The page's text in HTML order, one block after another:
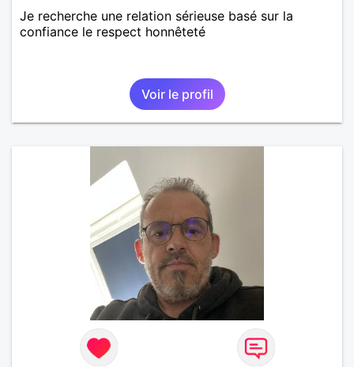
Je recherche une relation sérieuse basé sur la
confiance le respect honnêteté
Voir le profil